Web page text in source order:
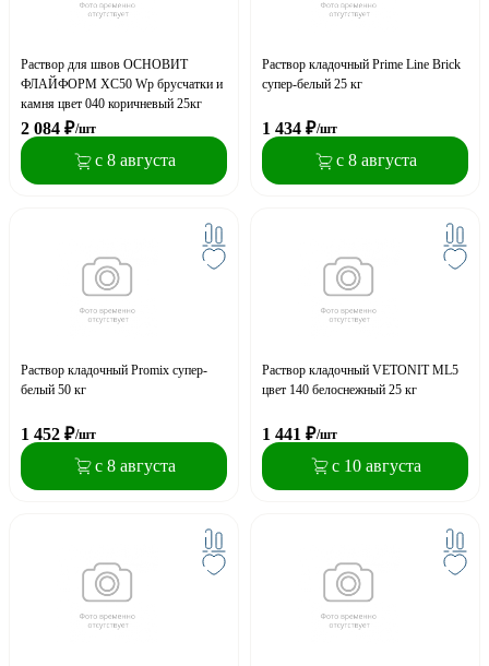
Раствор для швов ОСНОВИТ
ФЛАЙФОРМ XC50 Wp брусчатки и
камня цвет 040 коричневый 25кг
2 084 ₽/шт
с 8 августа
Раствор кладочный Prime Line Brick
супер-белый 25 кг
1 434 ₽/шт
с 8 августа
Раствор кладочный Promix супер-
белый 50 кг
1 452 ₽/шт
с 8 августа
Раствор кладочный VETONIT ML5
цвет 140 белоснежный 25 кг
1 441 ₽/шт
с 10 августа